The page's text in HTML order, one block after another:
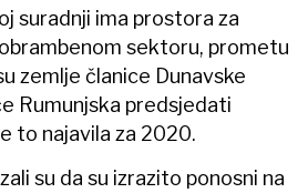
suradnji ima prostora za
sektoru, prometu
zemlje članice Dunavske
Rumunjska predsjedati
to najavila za 2020.
su da su izrazito ponosni na